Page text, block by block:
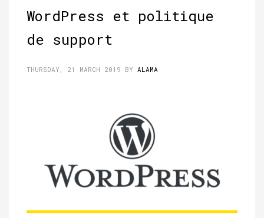
WordPress et politique
de support
THURSDAY, 21 MARCH 2019 BY ALAMA